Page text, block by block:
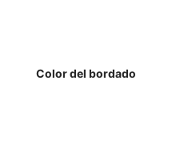
Color del bordado